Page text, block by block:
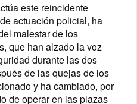
este reincidente
actuación policial, ha
malestar de los
que han alzado la voz
durante las dos
de las quejas de los
y ha cambiado, por
de operar en las plazas